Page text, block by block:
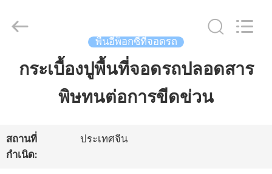
บ้าน
เกี่ยว
Materials
Reserved.
พื้นอีพ็อกซี่ที่จอดรถ
กระเบื้องปูพื้นที่จอดรถปลอดสาร
พิษทนต่อการขีดข่วน
สถานที่
กำเนิด:
ประเทศจีน